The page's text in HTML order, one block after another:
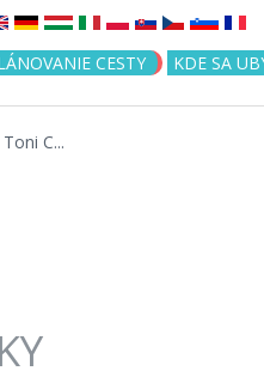
CESTY KDE SA
C...